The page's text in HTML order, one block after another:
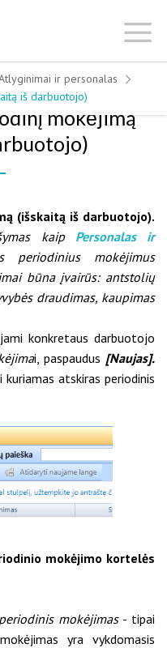
ir personalas
iš darbuotojo)
mokėjimą
(išskaitą iš darbuotojo).
kaip
Personalas ir
periodinius mokėjimus
būna įvairūs: antstolių
draudimas, kaupimas
konkretaus darbuotojo
i, paspaudus [Naujas].
atskiras periodinis
mokėjimo kortelės
mokėjimas- tipai
yra vykdomasis